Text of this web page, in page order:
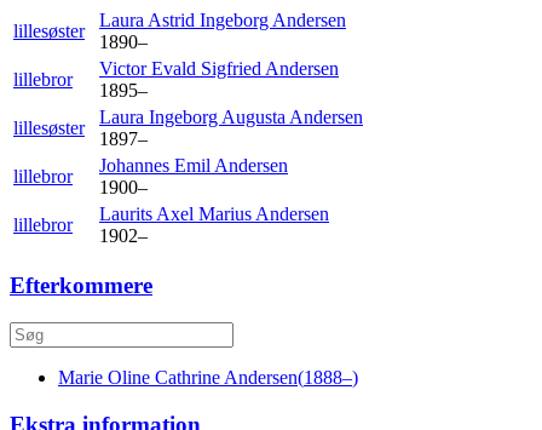
lillesøster
Laura Astrid Ingeborg Andersen
1890–
lillebror
Victor Evald Sigfried Andersen
1895–
lillesøster
Laura Ingeborg Augusta Andersen
1897–
lillebror
Johannes Emil Andersen
1900–
lillebror
Laurits Axel Marius Andersen
1902–
Efterkommere
Marie Oline Cathrine Andersen(1888–)
Ekstra information